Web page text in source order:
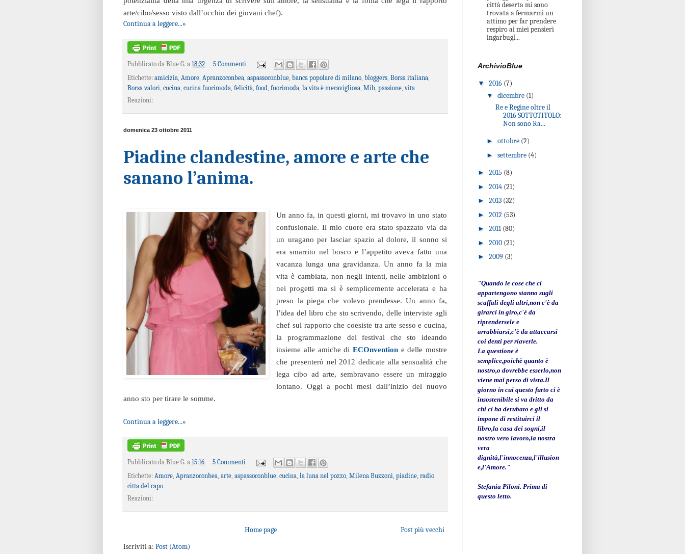
arte/cibo/sesso visto dall’occhio dei giovani chef).
Continua a leggere...»
Pubblicato da Blue G. a 18:32
5 Commenti
Etichette: amicizia, Amore, Apranzoconbea, aspassoconblue, banca popolare di milano, bloggers, Borsa italiana,
Borsa valori, cucina, cucina fuorimoda, felicità, food, fuorimoda, la vita è meravigliosa, Mib, passione,vita
Reazioni:
domenica 23 ottobre 2011
Piadine clandestine, amore e arte che
sanano l’anima.
Un anno fa, in questi giorni, mi trovavo in uno stato
confusionale. Il mio cuore era stato spazzato via da
un uragano per lasciar spazio al dolore, il sonno si
era smarrito nel bosco e l’appetito aveva fatto una
vacanza lunga una gravidanza. Un anno fa la mia
vita è cambiata, non negli intenti, nelle ambizioni o
nei progetti ma si è semplicemente accelerata e ha
preso la piega che volevo prendesse. Un anno fa,
l’idea del libro che sto scrivendo, delle interviste agli
chef sul rapporto che coesiste tra arte sesso e cucina,
la programmazione del festival che sto ideando
insieme alle amiche diECOnvention e delle mostre
che presenterò nel 2012 dedicate alla sensualità che
lega cibo ad arte, sembravano essere un miraggio
lontano. Oggi a pochi mesi dall’inizio del nuovo
anno sto per tirare le somme.
Continua a leggere...»
Pubblicato da Blue G. a 15:16
5 Commenti
Etichette: Amore, Apranzoconbea, arte, aspassoconblue, cucina, la luna nel pozzo, Milena Buzzoni, piadine, radio
citta del capo
Reazioni:
Post più vecchi
Home page
Iscriviti a: Post (Atom)
città deserta mi sono
trovata a fermarmi un
attimo per far prendere
respiro ai miei pensieri
ingarbugl...
ArchivioBlue
▼ 2016 (7)
▼ dicembre (1)
Re e Regine oltre il
2016 SOTTOTITOLO:
Non sono Ra...
► ottobre (2)
► settembre (4)
► 2015 (8)
► 2014 (21)
► 2013 (32)
► 2012 (53)
► 2011 (80)
► 2010 (21)
► 2009 (3)
"Quando le cose che ci
appartengono stanno sugli
scaffali degli altri,non c'è da
girarci in giro,c'è da
riprendersele e
arrabbiarsi,c'è da attaccarsi
coi denti per riaverle.
La questione è
semplice,poichè quanto è
nostro,o dovrebbe esserlo,non
viene mai perso di vista.Il
giorno in cui questo furto ci è
insostenibile si va dritto da
chi ci ha derubato e gli si
impone di restituirci il
libro,la casa dei sogni,il
nostro vero lavoro,la nostra
vera
dignità,l'innocenza,l'illusion
e,l'Amore."
Stefania Piloni. Prima di
questo letto.